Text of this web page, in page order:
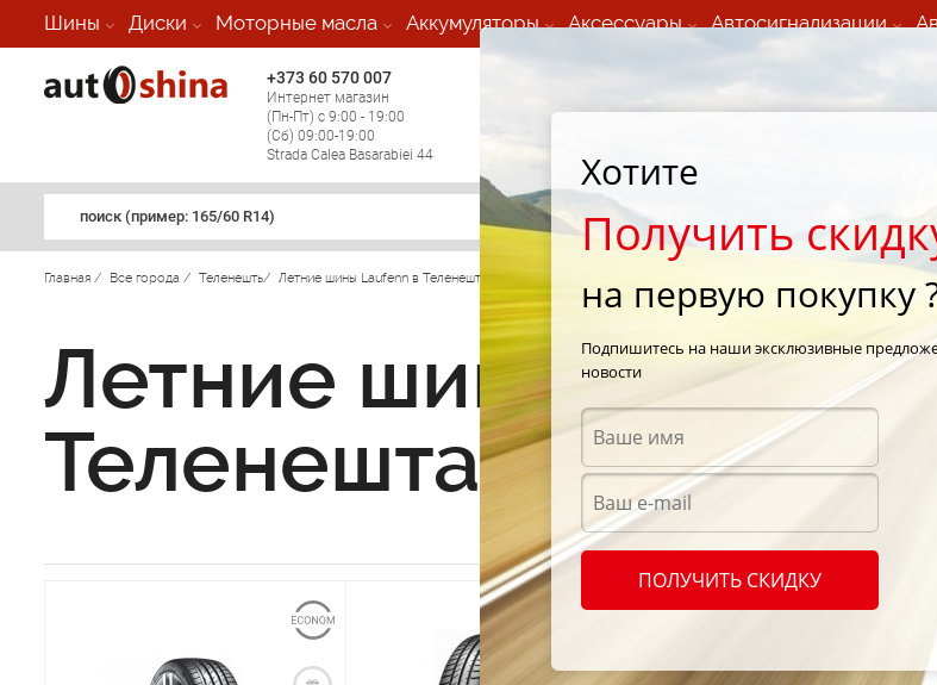
Шины Диски Моторные масла Аккумуляторы Аксессуары Автосигнализации
+373 60 570 007
Интернет магазин
(Пн-Пт) с 9:00 - 19:00
(Сб) 09:00-19:00
Strada Calea Basarabiei 44
(круглосуточно по всем
(Пн-Пт) с 9:00 - 19:00
поиск (примеp: 165/60 R14)
Главная / Все города / Теленешть/ Летние шины Laufenn в Теленештах
Летние шины Laufenn
Теленештах
Хотите
Получить
на первую покупку
Подпишитесь на наши эксклюзивные
новости
ПОЛУЧИТЬ СКИДКУ